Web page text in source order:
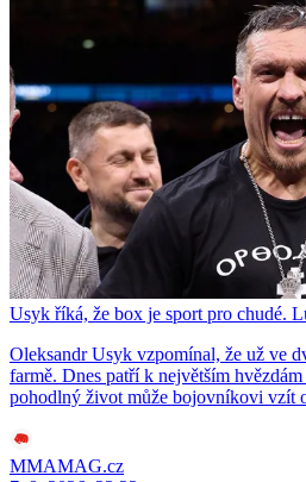
Usyk říká, že box je sport pro chudé.
Oleksandr Usyk vzpomínal, že už ve
farmě. Dnes patří k největším
pohodlný život může bojovníkovi vzít
MMAMAG.cz